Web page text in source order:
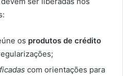
os produtos de crédito
com orientações para